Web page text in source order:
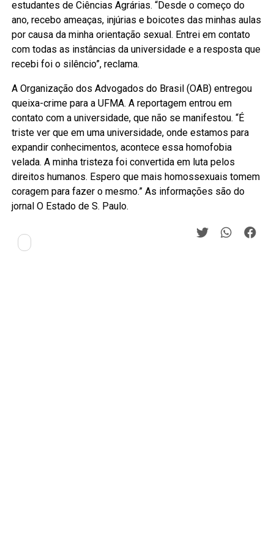
estudantes de Ciências Agrárias. “Desde o começo do
ano, recebo ameaças, injúrias e boicotes das minhas aulas
por causa da minha orientação sexual. Entrei em contato
com todas as instâncias da universidade e a resposta que
recebi foi o silêncio”, reclama.
A Organização dos Advogados do Brasil (OAB) entregou
queixa-crime para a UFMA. A reportagem entrou em
contato com a universidade, que não se manifestou. “É
triste ver que em uma universidade, onde estamos para
expandir conhecimentos, acontece essa homofobia
velada. A minha tristeza foi convertida em luta pelos
direitos humanos. Espero que mais homossexuais tomem
coragem para fazer o mesmo.” As informações são do
jornal O Estado de S. Paulo.